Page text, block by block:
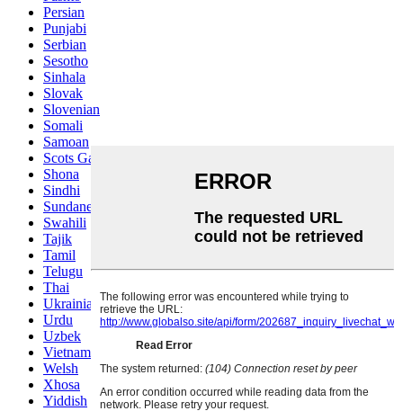
Persian
Punjabi
Serbian
Sesotho
Sinhala
Slovak
Slovenian
Somali
Samoan
Scots Gaelic
Shona
Sindhi
Sundanese
Swahili
Tajik
Tamil
Telugu
Thai
Ukrainian
Urdu
Uzbek
Vietnamese
Welsh
Xhosa
Yiddish